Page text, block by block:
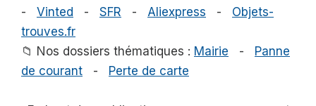
- Vinted - SFR - Aliexpress - Objets-
trouves.fr
📁 Nos dossiers thématiques : Mairie - Panne
de courant - Perte de carte